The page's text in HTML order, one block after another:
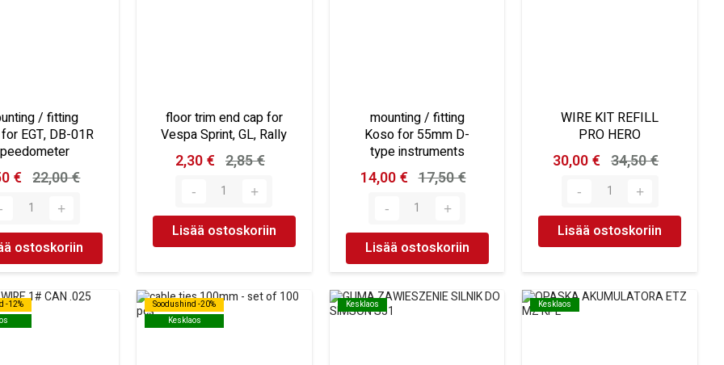
/ fitting
EGT, DB-01R
€ 22,00 €
ostoskoriin
floor trim end cap for
Vespa Sprint, GL, Rally
2,30 € 2,85 €
Lisää ostoskoriin
mounting / fitting
Koso for 55mm D-
type instruments
14,00 € 17,50 €
Lisää ostoskoriin
WIRE KIT REFILL
PRO HERO
30,00 € 34,50 €
Lisää ostoskoriin
-12%
-12%
Soodushind -20%
Kesklaos
Soodushind -20%
Kesklaos
Kesklaos
Kesklaos Kesklaos
Kesklaos